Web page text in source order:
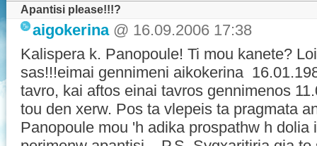
Apantisi please!!!?
aigokerina@ 16.09.2006 17:38
Kalispera k. Panopoule! Ti mou kanete?
sas!!!eimai gennimeni aikokerina
tavro, kai aftos einai tavros gennimenos
tou den xerw. Pos ta vlepeis ta pragmata
Panopoule mou 'h adika prospathw h dolia